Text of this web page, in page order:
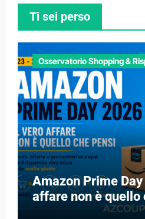
Ti sei perso
Osservatorio Shopping &
Amazon Prime
affare non è quello